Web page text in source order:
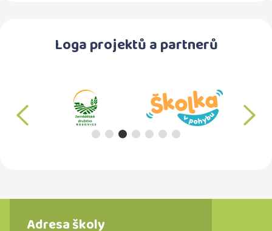
Loga projektů a partnerů
předchozí